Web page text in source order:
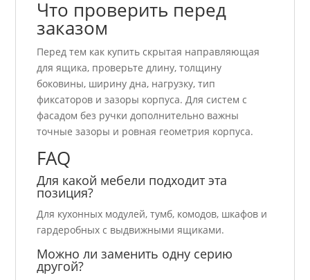
Что проверить перед
заказом
Перед тем как купить скрытая направляющая
для ящика, проверьте длину, толщину
боковины, ширину дна, нагрузку, тип
фиксаторов и зазоры корпуса. Для систем с
фасадом без ручки дополнительно важны
точные зазоры и ровная геометрия корпуса.
FAQ
Для какой мебели подходит эта
позиция?
Для кухонных модулей, тумб, комодов, шкафов и
гардеробных с выдвижными ящиками.
Можно ли заменить одну серию
другой?